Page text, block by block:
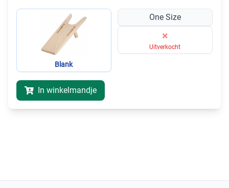
Blank
One Size
×
Uitverkocht
In winkelmandje